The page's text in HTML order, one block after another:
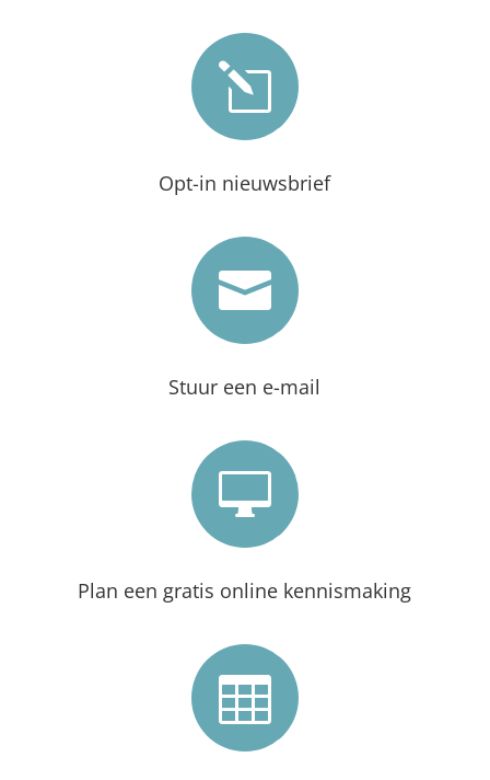
l
Opt-in nieuwsbrief

Stuur een e-mail

Plan een gratis online kennismaking
